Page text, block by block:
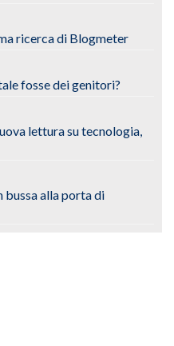
ricerca di Blogmeter
fosse dei genitori?
lettura su tecnologia,
bussa alla porta di